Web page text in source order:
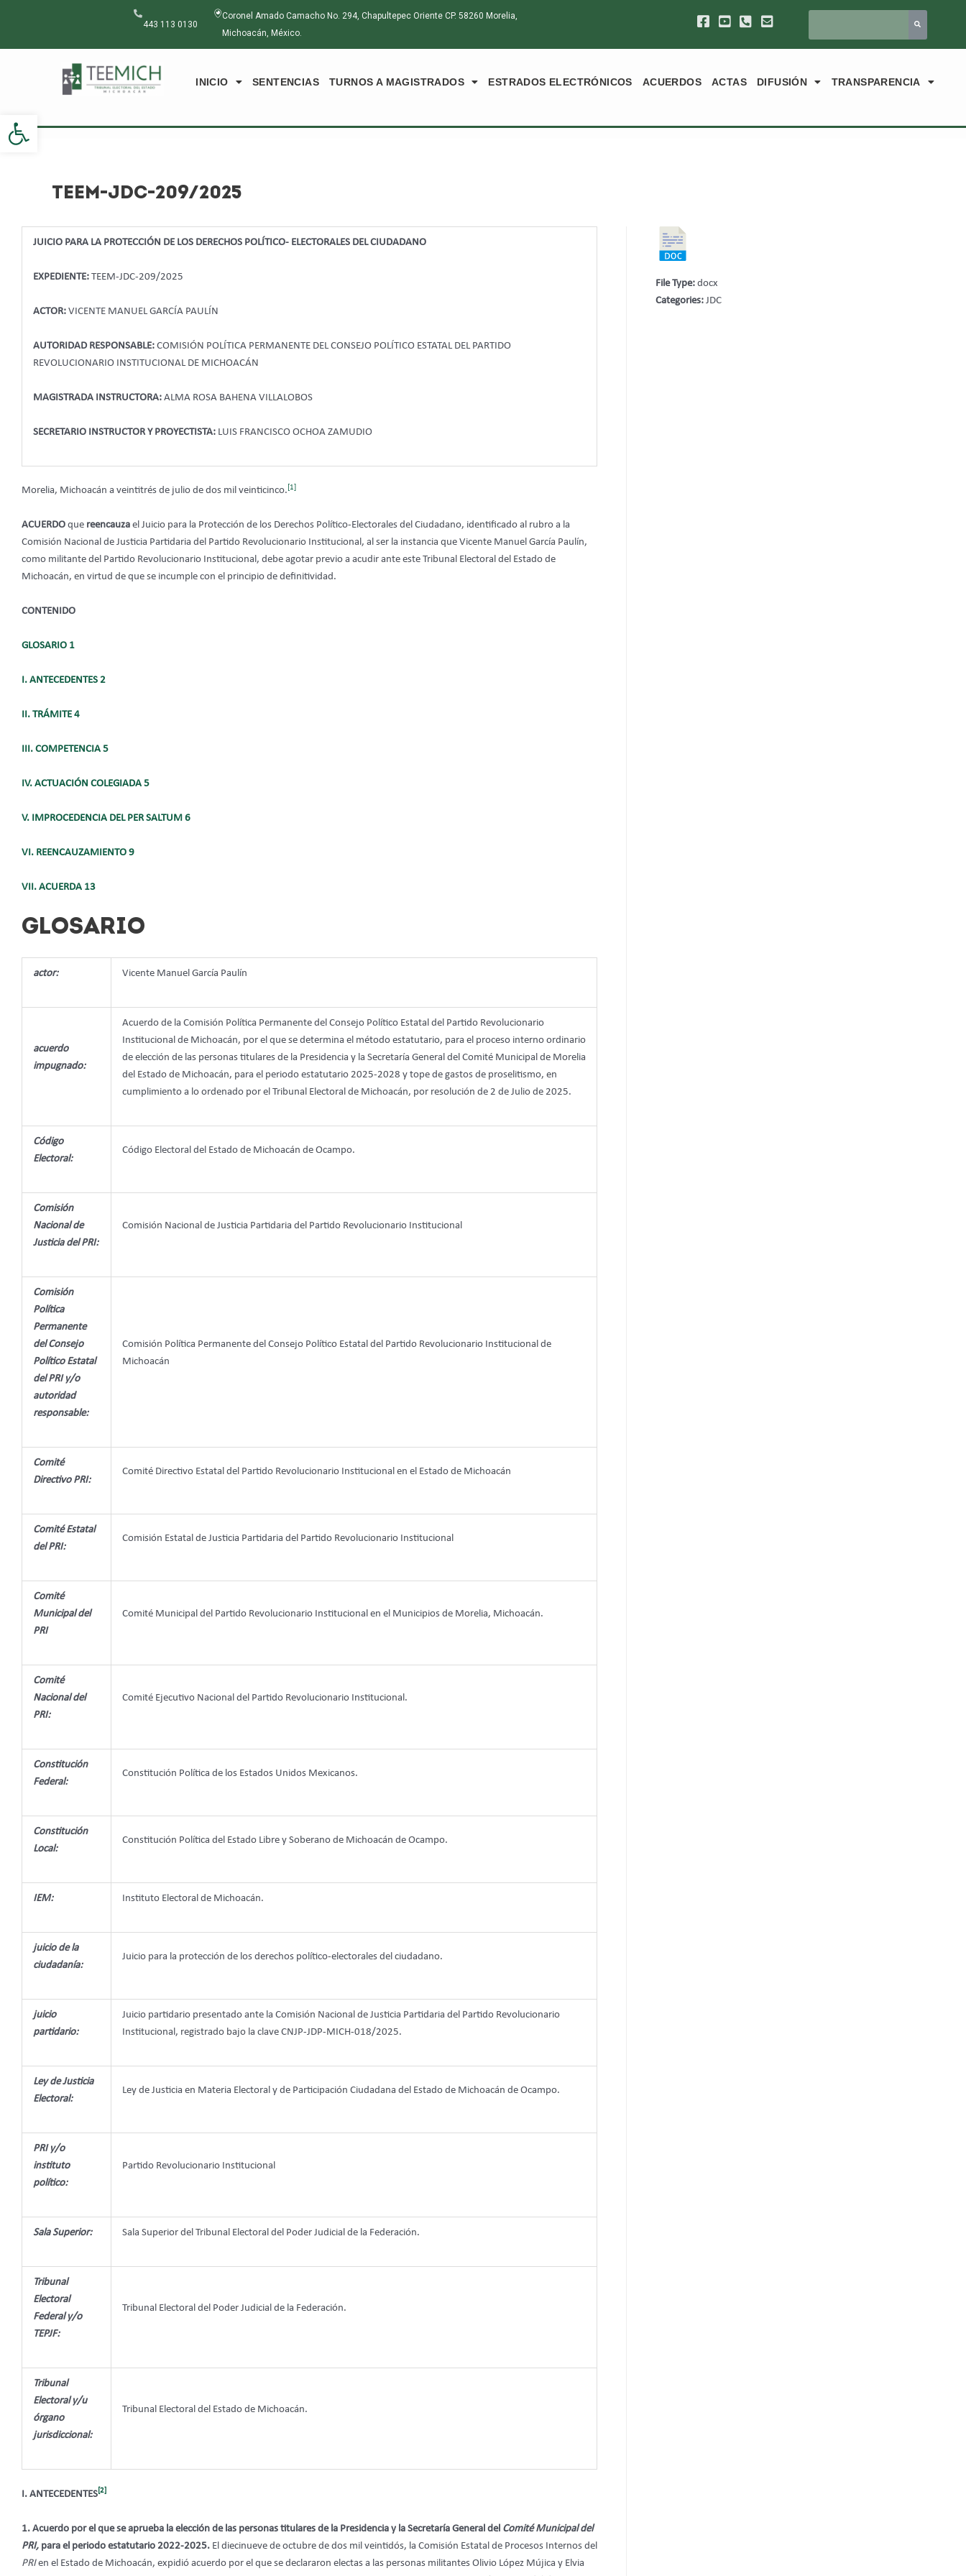
Abrir barra de herramientas
443 113 0130
Coronel Amado Camacho No. 294, Chapultepec Oriente CP. 58260 Morelia,
Michoacán, México.
INICIO SENTENCIAS TURNOS A MAGISTRADOS ESTRADOS ELECTRÓNICOS ACUERDOS ACTAS DIFUSIÓN TRANSPARENCIA
TEEM-JDC-209/2025
JUICIO PARA LA PROTECCIÓN DE LOS DERECHOS POLÍTICO- ELECTORALES DEL CIUDADANO
EXPEDIENTE: TEEM-JDC-209/2025
ACTOR: VICENTE MANUEL GARCÍA PAULÍN
AUTORIDAD RESPONSABLE: COMISIÓN POLÍTICA PERMANENTE DEL CONSEJO POLÍTICO ESTATAL DEL PARTIDO
REVOLUCIONARIO INSTITUCIONAL DE MICHOACÁN
MAGISTRADA INSTRUCTORA: ALMA ROSA BAHENA VILLALOBOS
SECRETARIO INSTRUCTOR Y PROYECTISTA: LUIS FRANCISCO OCHOA ZAMUDIO
Morelia, Michoacán a veintitrés de julio de dos mil veinticinco. [1]
ACUERDO que reencauza el Juicio para la Protección de los Derechos Político-Electorales del Ciudadano, identificado al rubro a la
Comisión Nacional de Justicia Partidaria del Partido Revolucionario Institucional, al ser la instancia que Vicente Manuel García Paulín,
como militante del Partido Revolucionario Institucional, debe agotar previo a acudir ante este Tribunal Electoral del Estado de
Michoacán, en virtud de que se incumple con el principio de definitividad.
CONTENIDO
GLOSARIO 1
I. ANTECEDENTES 2
II. TRÁMITE 4
III. COMPETENCIA 5
IV. ACTUACIÓN COLEGIADA 5
V. IMPROCEDENCIA DEL PER SALTUM 6
VI. REENCAUZAMIENTO 9
VII. ACUERDA 13
GLOSARIO
actor: Vicente Manuel García Paulín
acuerdo
impugnado:
Acuerdo de la Comisión Política Permanente del Consejo Político Estatal del Partido Revolucionario
Institucional de Michoacán, por el que se determina el método estatutario, para el proceso interno ordinario
de elección de las personas titulares de la Presidencia y la Secretaría General del Comité Municipal de Morelia
del Estado de Michoacán, para el periodo estatutario 2025-2028 y tope de gastos de proselitismo, en
cumplimiento a lo ordenado por el Tribunal Electoral de Michoacán, por resolución de 2 de Julio de 2025.
Código
Electoral:
Código Electoral del Estado de Michoacán de Ocampo.
Comisión
Nacional de
Justicia del PRI:
Comisión Nacional de Justicia Partidaria del Partido Revolucionario Institucional
Comisión
Política
Permanente
del Consejo
Político Estatal
del PRI y/o
autoridad
responsable:
Comisión Política Permanente del Consejo Político Estatal del Partido Revolucionario Institucional de
Michoacán
Comité
Directivo PRI:
Comité Directivo Estatal del Partido Revolucionario Institucional en el Estado de Michoacán
Comité Estatal
del PRI:
Comisión Estatal de Justicia Partidaria del Partido Revolucionario Institucional
Comité
Municipal del
PRI
Comité Municipal del Partido Revolucionario Institucional en el Municipios de Morelia, Michoacán.
Comité
Nacional del
PRI:
Comité Ejecutivo Nacional del Partido Revolucionario Institucional.
Constitución
Federal:
Constitución Política de los Estados Unidos Mexicanos.
Constitución
Local:
Constitución Política del Estado Libre y Soberano de Michoacán de Ocampo.
IEM: Instituto Electoral de Michoacán.
juicio de la
ciudadanía:
Juicio para la protección de los derechos político-electorales del ciudadano.
juicio
partidario:
Juicio partidario presentado ante la Comisión Nacional de Justicia Partidaria del Partido Revolucionario
Institucional, registrado bajo la clave CNJP-JDP-MICH-018/2025.
Ley de Justicia
Electoral:
Ley de Justicia en Materia Electoral y de Participación Ciudadana del Estado de Michoacán de Ocampo.
PRI y/o
instituto
político:
Partido Revolucionario Institucional
Sala Superior: Sala Superior del Tribunal Electoral del Poder Judicial de la Federación.
Tribunal
Electoral
Federal y/o
TEPJF:
Tribunal Electoral del Poder Judicial de la Federación.
Tribunal
Electoral y/u
órgano
jurisdiccional:
Tribunal Electoral del Estado de Michoacán.
I. ANTECEDENTES[2]
1. Acuerdo por el que se aprueba la elección de las personas titulares de la Presidencia y la Secretaría General del Comité Municipal del
PRI, para el periodo estatutario 2022-2025. El diecinueve de octubre de dos mil veintidós, la Comisión Estatal de Procesos Internos del
PRIen el Estado de Michoacán, expidió acuerdo por el que se declararon electas a las personas militantes Olivio López Mújica y Elvia
File Type:docx
Categories:JDC